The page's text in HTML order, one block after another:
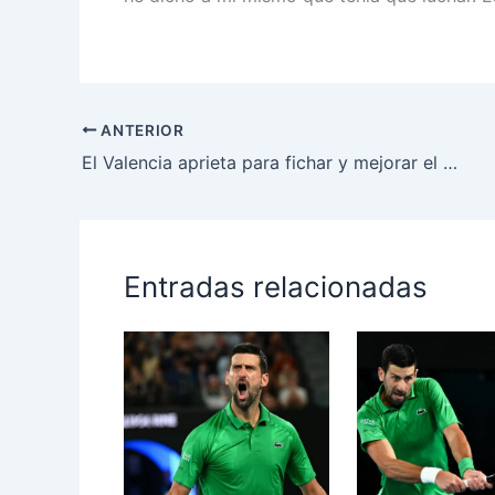
ANTERIOR
El Valencia aprieta para fichar y mejorar el lateral derecho: el veterano Thomas Meunier
Entradas relacionadas